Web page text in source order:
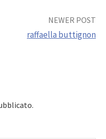
NEWER POST
raffaella buttignon